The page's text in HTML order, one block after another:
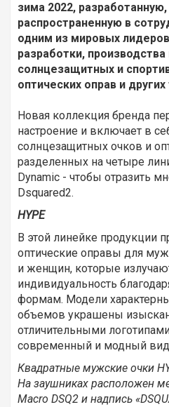
зима 2022,
распространенную в
одним из мировых
разработки,
солнцезащитных и
оптических оправ и
Новая коллекция бренда
настроение и включает в
солнцезащитных очков и
разделенных на четыре
Dynamic - чтобы отразить
Dsquared2.
HYPE
В этой линейке продукции
оптические оправы для
и женщин, которые
индивидуальность
формам. Модели
объемов украшены
отличительными
современный и модный
Квадратные мужские очки
На заушниках расположен
Macro DSQ2 и надпись